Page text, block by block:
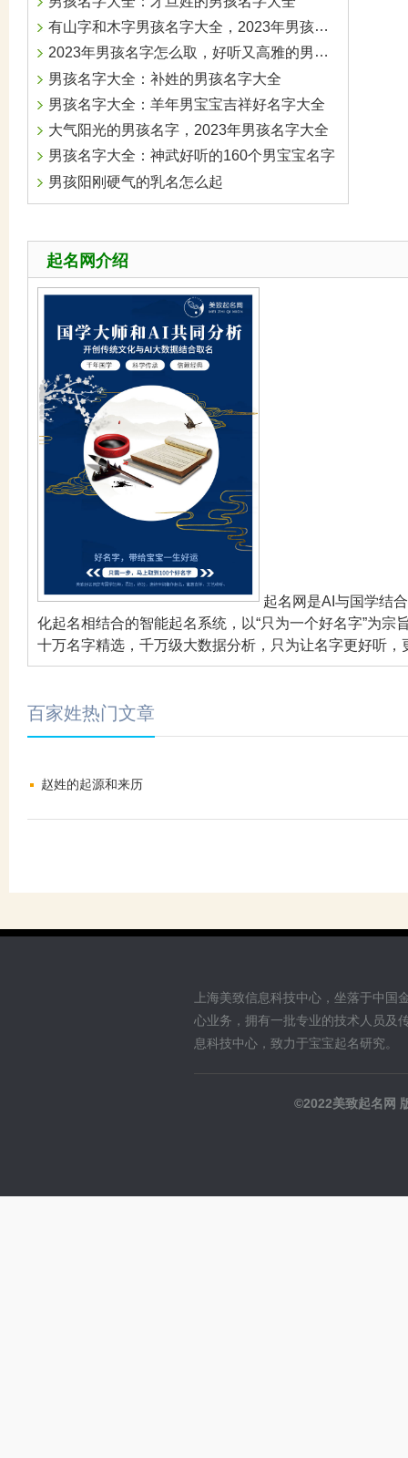
有山字和木字男孩名字大全，2023年男孩名字大全
2023年男孩名字怎么取，好听又高雅的男孩名字
男孩名字大全：补姓的男孩名字大全
男孩名字大全：羊年男宝宝吉祥好名字大全
大气阳光的男孩名字，2023年男孩名字大全
男孩名字大全：神武好听的160个男宝宝名字
男孩阳刚硬气的乳名怎么起
起名网介绍
起名网是AI与国学结
化起名相结合的智能起名系统，以“只为一个好名字”为
十万名字精选，千万级大数据分析，只为让名字更好听，
百家姓热门文章
赵姓的起源和来历
上海美致信息科技中心，坐落于中
心业务，拥有一批专业的技术人员及
息科技中心，致力于宝宝起名研究。
©2022美致起名网